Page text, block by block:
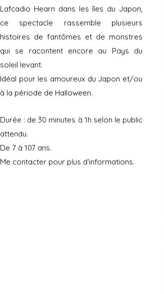
Lafcadio Hearn dans les îles du Japon,
ce spectacle rassemble plusieurs
histoires de fantômes et de monstres
qui se racontent encore au Pays du
soleil levant.
Idéal pour les amoureux du Japon et/ou
à la période de Halloween.
Durée : de 30 minutes à 1h selon le public
attendu.
De 7 à 107 ans.
Me contacter pour plus d'informations.